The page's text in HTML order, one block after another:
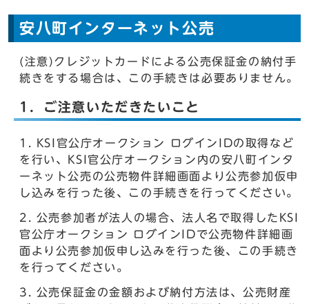
安八町インターネット公売
(注意)クレジットカードによる公売保証金の納付手
続きをする場合は、この手続きは必要ありません。
1．ご注意いただきたいこと
KSI官公庁オークション ログインIDの取得など
を行い、KSI官公庁オークション内の安八町インタ
ーネット公売の公売物件詳細画面より公売参加仮申
し込みを行った後、この手続きを行ってください。
公売参加者が法人の場合、法人名で取得したKSI
官公庁オークション ログインIDで公売物件詳細画
面より公売参加仮申し込みを行った後、この手続き
を行ってください。
公売保証金の金額および納付方法は、公売財産